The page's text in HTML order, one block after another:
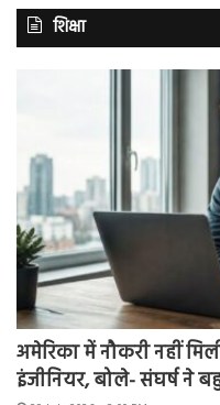
शिक्षा
अमेरिका में नौकरी नहीं
इंजीनियर, बोले- संघर्ष ने